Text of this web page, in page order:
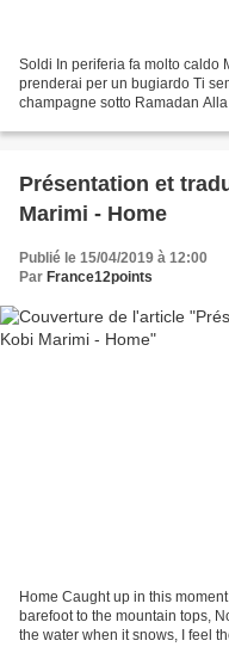
Soldi In periferia fa molto caldo
prenderai per un bugiardo Ti
champagne sotto Ramadan
Présentation et
Marimi - Home
Publié le 15/04/2019 à 12:00
Par France12points
Home Caught up in this
barefoot to the mountain tops,
the water when it snows, I feel